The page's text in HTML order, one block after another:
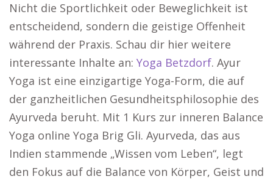
Nicht die Sportlichkeit oder Beweglichkeit ist
entscheidend, sondern die geistige Offenheit
während der Praxis. Schau dir hier weitere
interessante Inhalte an: Yoga Betzdorf. Ayur
Yoga ist eine einzigartige Yoga-Form, die auf
der ganzheitlichen Gesundheitsphilosophie des
Ayurveda beruht. Mit 1 Kurs zur inneren Balance
Yoga online Yoga Brig Gli. Ayurveda, das aus
Indien stammende „Wissen vom Leben“, legt
den Fokus auf die Balance von Körper, Geist und